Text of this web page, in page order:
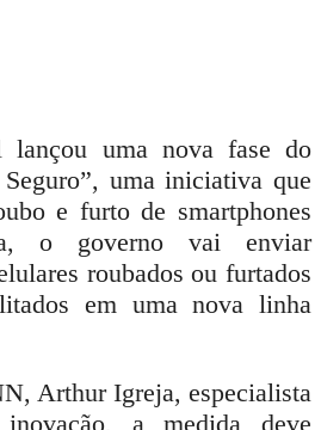
lançou uma nova fase do
, uma iniciativa que
e furto de smartphones
o governo vai enviar
roubados ou furtados
em uma nova linha
, Arthur Igreja, especialista
a medida deve